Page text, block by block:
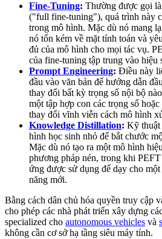
Fine-Tuning: Thường được gọi
("full fine-tuning"), quá trình này
trong mô hình. Mặc dù nó mang
nó tốn kém về mặt tính toán và
đủ của mô hình cho mọi tác vụ.
của fine-tuning tập trung vào hiệu
Prompt Engineering: Điều này
đầu vào văn bản để hướng dẫn
thay đổi bất kỳ trọng số nội bộ
một tập hợp con các trọng số
thay đổi vĩnh viễn cách mô hình
Knowledge Distillation: Kỹ thuật
hình học sinh nhỏ để bắt chước
Mặc dù nó tạo ra một mô hình
phương pháp nén, trong khi
ứng được sử dụng để dạy cho
năng mới.
Bằng cách dân chủ hóa quyền truy cập
cho phép các nhà phát triển xây dựng
specialized cho autonomous vehicles và
không cần cơ sở hạ tầng siêu máy tính.